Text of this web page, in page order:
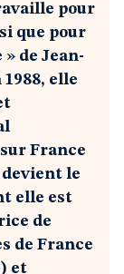
pour
que pour
de Jean-
elle
France
devient le
elle est
de
de France
et